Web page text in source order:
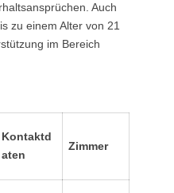
Auch
zu einem Alter von 21
im Bereich
Kontaktd
aten
Zimmer